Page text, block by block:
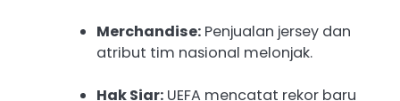
Merchandise: Penjualan jersey dan
atribut tim nasional melonjak.
Hak Siar: UEFA mencatat rekor baru